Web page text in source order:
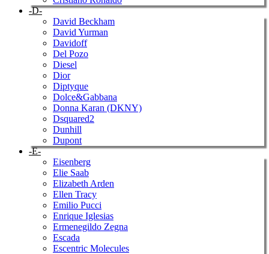
-D-
David Beckham
David Yurman
Davidoff
Del Pozo
Diesel
Dior
Diptyque
Dolce&Gabbana
Donna Karan (DKNY)
Dsquared2
Dunhill
Dupont
-E-
Eisenberg
Elie Saab
Elizabeth Arden
Ellen Tracy
Emilio Pucci
Enrique Iglesias
Ermenegildo Zegna
Escada
Escentric Molecules